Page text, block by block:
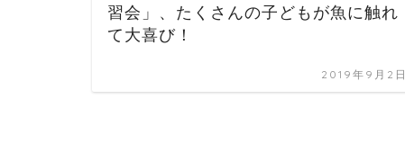
習会」、たくさんの子どもが魚に触れ
て大喜び！
2019年9月2日